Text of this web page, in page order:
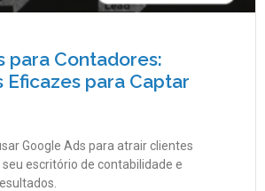
para Contadores:
Eficazes para Captar
Google Ads para atrair clientes
escritório de contabilidade e